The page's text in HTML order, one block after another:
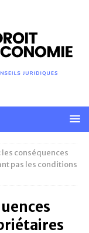
les conséquences
pas les conditions